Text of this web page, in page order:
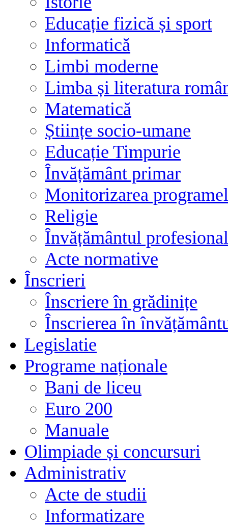
Educație fizică și sport
Informatică
Limbi moderne
Limba și literatura
Matematică
Științe socio-umane
Educație Timpurie
Învățământ primar
Monitorizarea
Religie
Învățământul
Acte normative
Înscrieri
Înscriere în grădinițe
Înscrierea în
Legislatie
Programe naționale
Bani de liceu
Euro 200
Manuale
Olimpiade și concursuri
Administrativ
Acte de studii
Informatizare